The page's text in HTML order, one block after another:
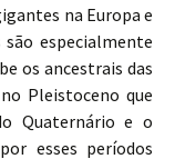
na Europa e
são especialmente
os ancestrais das
Pleistoceno que
Quaternário e o
esses períodos